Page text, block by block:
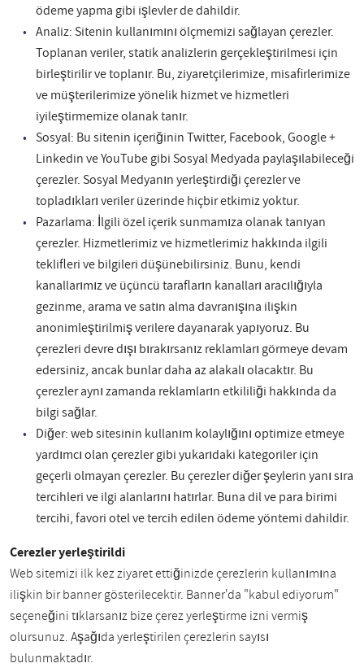
ödeme yapma gibi işlevler de dahildir.
Analiz: Sitenin kullanımını ölçmemizi sağlayan çerezler.
Toplanan veriler, statik analizlerin gerçekleştirilmesi için
birleştirilir ve toplanır. Bu, ziyaretçilerimize, misafirlerimize
ve müşterilerimize yönelik hizmet ve hizmetleri
iyileştirmemize olanak tanır.
Sosyal: Bu sitenin içeriğinin Twitter, Facebook, Google +
Linkedin ve YouTube gibi Sosyal Medyada paylaşılabileceği
çerezler. Sosyal Medyanın yerleştirdiği çerezler ve
topladıkları veriler üzerinde hiçbir etkimiz yoktur.
Pazarlama: İlgili özel içerik sunmamıza olanak tanıyan
çerezler. Hizmetlerimiz ve hizmetlerimiz hakkında ilgili
teklifleri ve bilgileri düşünebilirsiniz. Bunu, kendi
kanallarımız ve üçüncü tarafların kanalları aracılığıyla
gezinme, arama ve satın alma davranışına ilişkin
anonimleştirilmiş verilere dayanarak yapıyoruz. Bu
çerezleri devre dışı bırakırsanız reklamları görmeye devam
edersiniz, ancak bunlar daha az alakalı olacaktır. Bu
çerezler aynı zamanda reklamların etkililiği hakkında da
bilgi sağlar.
Diğer: web sitesinin kullanım kolaylığını optimize etmeye
yardımcı olan çerezler gibi yukarıdaki kategoriler için
geçerli olmayan çerezler. Bu çerezler diğer şeylerin yanı sıra
tercihleri ve ilgi alanlarını hatırlar. Buna dil ve para birimi
tercihi, favori otel ve tercih edilen ödeme yöntemi dahildir.
Çerezler yerleştirildi
Web sitemizi ilk kez ziyaret ettiğinizde çerezlerin kullanımına
ilişkin bir banner gösterilecektir. Banner'da "kabul ediyorum"
seçeneğini tıklarsanız bize çerez yerleştirme izni vermiş
olursunuz. Aşağıda yerleştirilen çerezlerin sayısı
bulunmaktadır.